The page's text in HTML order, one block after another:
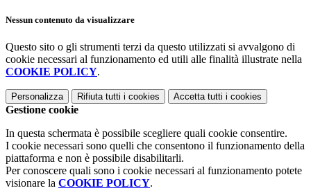
Nessun contenuto da visualizzare
Questo sito o gli strumenti terzi da questo utilizzati si avvalgono di
cookie necessari al funzionamento ed utili alle finalità illustrate nella
COOKIE POLICY.
Personalizza Rifiuta tutti i cookies Accetta tutti i cookies
Gestione cookie
In questa schermata è possibile scegliere quali cookie consentire.
I cookie necessari sono quelli che consentono il funzionamento della
piattaforma e non è possibile disabilitarli.
Per conoscere quali sono i cookie necessari al funzionamento potete
visionare la COOKIE POLICY.